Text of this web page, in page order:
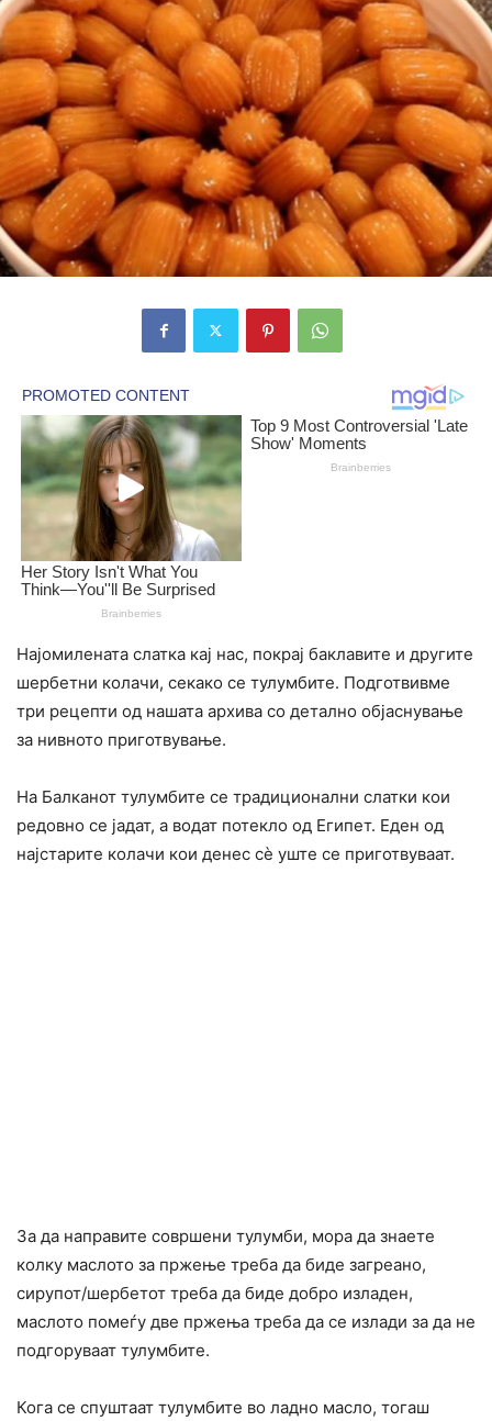
Најомилената слатка кај нас, покрај баклавите и другите
шербетни колачи, секако се тулумбите. Подготвивме
три рецепти од нашата архива со детално објаснување
за нивното приготвување.
На Балканот тулумбите се традиционални слатки кои
редовно се јадат, а водат потекло од Египет. Еден од
најстарите колачи кои денес сè уште се приготвуваат.
За да направите совршени тулумби, мора да знаете
колку маслото за пржење треба да биде загреано,
сирупот/шербетот треба да биде добро изладен,
маслото помеѓу две пржења треба да се излади за да не
подгоруваат тулумбите.
Кога се спуштаат тулумбите во ладно масло, тогаш